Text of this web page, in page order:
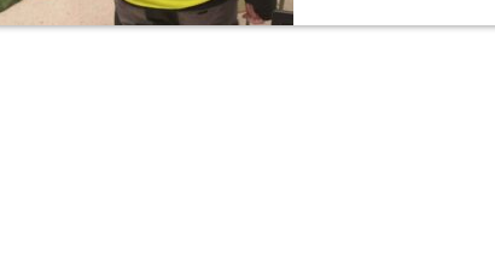
están decididas